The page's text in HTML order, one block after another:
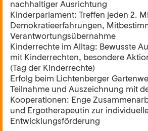
nachhaltiger Ausrichtung
Kinderparlament: Treffen jeden 2.
Demokratieerfahrungen,
Verantwortungsübernahme
Kinderrechte im Alltag: Bewusste
mit Kinderrechten, besondere
(Tag der Kinderrechte)
Erfolg beim Lichtenberger
Teilnahme und Auszeichnung mit
Kooperationen: Enge
und Ergotherapeutin zur
Entwicklungsförderung